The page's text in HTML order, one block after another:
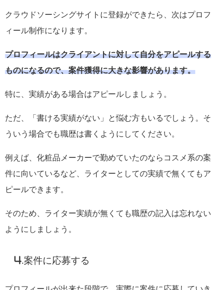
クラウドソーシングサイトに登録ができたら、次はプロフ
ィール制作になります。
プロフィールはクライアントに対して自分をアピールする
ものになるので、案件獲得に大きな影響があります。
特に、実績がある場合はアピールしましょう。
ただ、「書ける実績がない」と悩む方もいるでしょう。そ
ういう場合でも職歴は書くようにしてください。
例えば、化粧品メーカーで勤めていたのならコスメ系の案
件に向いているなど、ライターとしての実績で無くてもア
ピールできます。
そのため、ライター実績が無くても職歴の記入は忘れない
ようにしましょう。
4.案件に応募する